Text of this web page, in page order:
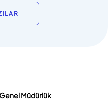
Genel Müdürlük